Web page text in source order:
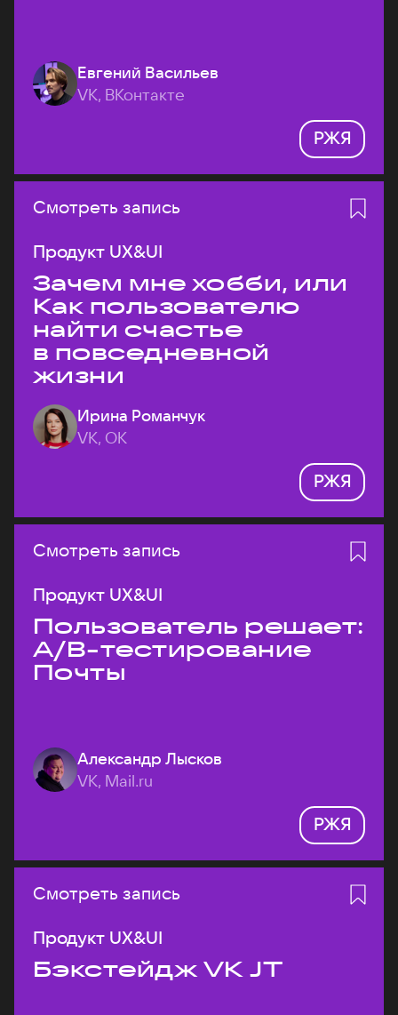
Евгений Васильев
VK, ВКонтакте
РЖЯ
Смотреть запись
Продукт UX&UI
Зачем мне хобби, или
Как пользователю
найти счастье
в повседневной
жизни
Ирина Романчук
VK, ОК
РЖЯ
Смотреть запись
Продукт UX&UI
Пользователь решает:
A/B-тестирование
Почты
Александр Лысков
VK, Mail.ru
РЖЯ
Смотреть запись
Продукт UX&UI
Бэкстейдж VK JT